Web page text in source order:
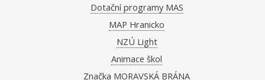
Dotační programy MAS
MAP Hranicko
NZÚ Light
Animace škol
Značka MORAVSKÁ BRÁNA